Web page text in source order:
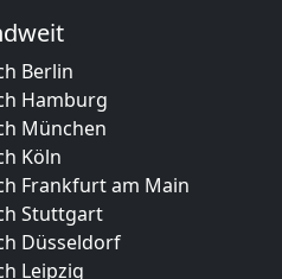
Berlin
Hamburg
München
Köln
Frankfurt am Main
Stuttgart
Düsseldorf
Leipzig